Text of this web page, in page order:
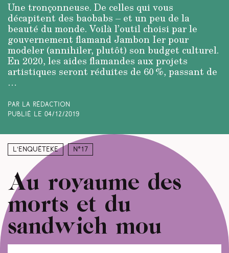
Une tronçonneuse. De celles qui vous
décapitent des baobabs – et un peu de la
beauté du monde. Voilà l’outil choisi par le
gouvernement flamand Jambon Ier pour
modeler (annihiler, plutôt) son budget culturel.
En 2020, les aides flamandes aux projets
artistiques seront réduites de 60 %, passant de
…
Par La rédaction
Publié le 04/12/2019
L’enquêteke N°17
Au royaume des
morts et du
sandwich mou